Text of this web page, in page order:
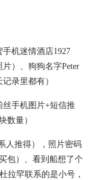
机迷情酒店1927
）、狗狗名字Peter
录里都有）
丝手机图片+短信推
数量）
人推得），照片密码
包）、看到船想了个
拉罕联系的是小号，